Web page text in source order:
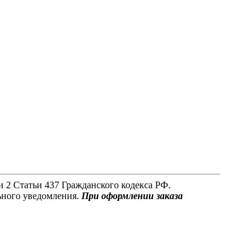
Статьи 437 Гражданского кодекса РФ.
уведомления. При оформлении заказа